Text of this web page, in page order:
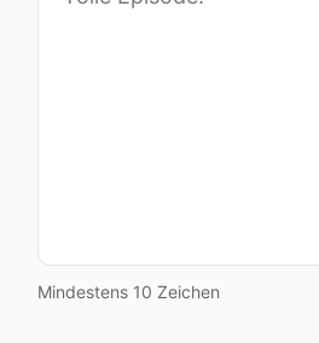
Mindestens 10 Zeichen